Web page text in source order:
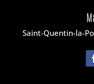
Saint-Quentin-la-